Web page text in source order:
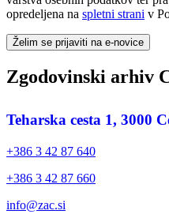
opredeljena na spletni strani v
Želim se prijaviti na e-novice
Zgodovinski arhiv
Teharska cesta 1, 3000
+386 3 42 87 640
+386 3 42 87 660
info@zac.si